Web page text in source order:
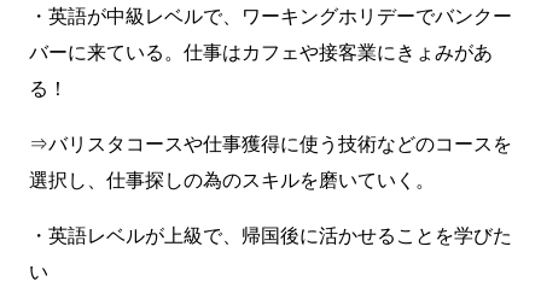
・英語が中級レベルで、ワーキングホリデーでバンクー
バーに来ている。仕事はカフェや接客業にきょみがあ
る！
⇒バリスタコースや仕事獲得に使う技術などのコースを
選択し、仕事探しの為のスキルを磨いていく。
・英語レベルが上級で、帰国後に活かせることを学びた
い